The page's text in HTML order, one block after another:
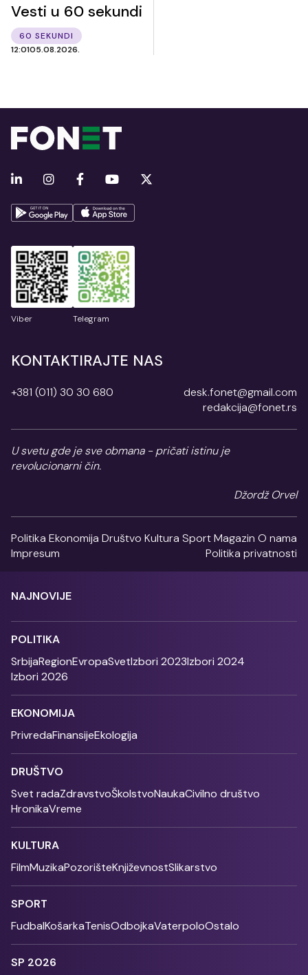
Vesti u 60 sekundi
60 SEKUNDI
12:0105.08.2026.
Viber Telegram
KONTAKTIRAJTE NAS
+381 (011) 30 30 680
desk.fonet@gmail.com
redakcija@fonet.rs
U svetu gde je sve obmana - pričati istinu je
revolucionarni čin.
Džordž Orvel
Politika Ekonomija Društvo Kultura SportMagazin O nama
Impresum
Politika privatnosti
NAJNOVIJE
POLITIKA
SrbijaRegionEvropaSvetIzbori 2023Izbori 2024
Izbori 2026
EKONOMIJA
PrivredaFinansijeEkologija
DRUŠTVO
Svet radaZdravstvoŠkolstvoNaukaCivilno društvo
HronikaVreme
KULTURA
FilmMuzikaPozorišteKnjiževnostSlikarstvo
SPORT
FudbalKošarkaTenisOdbojkaVaterpoloOstalo
SP 2026